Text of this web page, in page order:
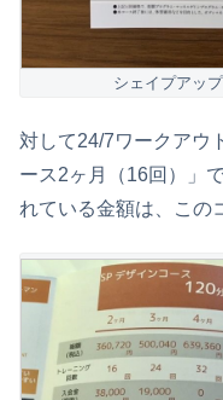
シェイプアッ
対して24/7ワークアウ
ース2ヶ月（16回）」
れている金額は、この